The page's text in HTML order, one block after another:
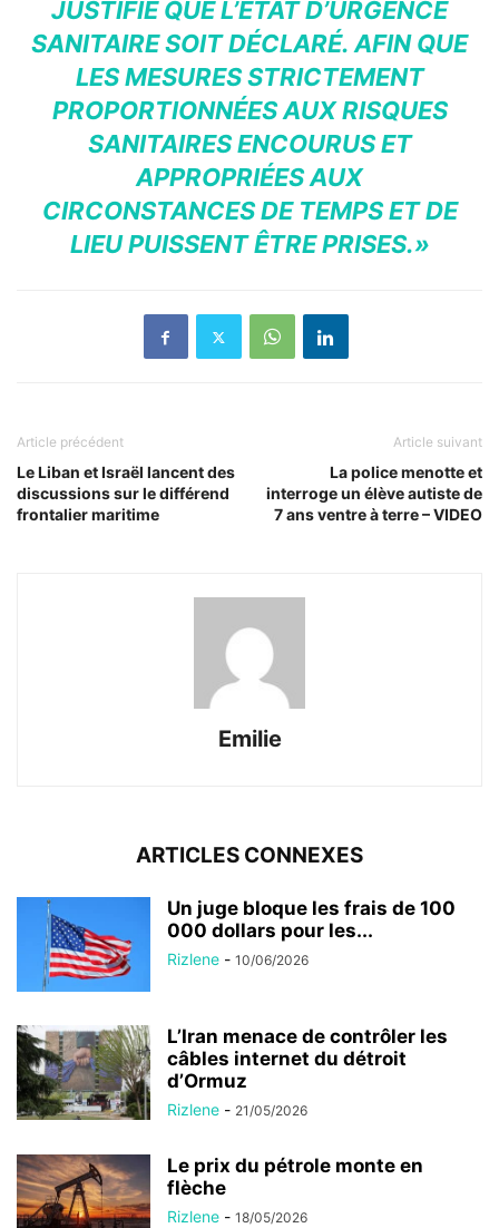
JUSTIFIE QUE L’ÉTAT D’URGENCE
SANITAIRE SOIT DÉCLARÉ. AFIN QUE
LES MESURES STRICTEMENT
PROPORTIONNÉES AUX RISQUES
SANITAIRES ENCOURUS ET
APPROPRIÉES AUX
CIRCONSTANCES DE TEMPS ET DE
LIEU PUISSENT ÊTRE PRISES.»
Article précédent
Le Liban et Israël lancent des
discussions sur le différend
frontalier maritime
Article suivant
La police menotte et
interroge un élève autiste de
7 ans ventre à terre – VIDEO
Emilie
ARTICLES CONNEXES
Un juge bloque les frais de 100
000 dollars pour les...
Rizlene - 10/06/2026
L’Iran menace de contrôler les
câbles internet du détroit
d’Ormuz
Rizlene - 21/05/2026
Le prix du pétrole monte en
flèche
Rizlene - 18/05/2026